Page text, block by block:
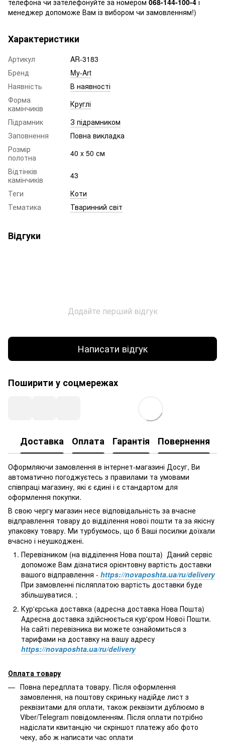
менеджер допоможе Вам із вибором чи замовленням!)
Характеристики
Артикул
AR-3183
Бренд
My-Art
Наявність
В наявності
Форма
камінчиків
Круглі
Підрамник
З підрамником
Заповнення
Повна викладка
Розмір
полотна
40 x 50 см
Відтінків
камінчиків
43
Теги
Коти
Тематика
Тваринний світ
Відгуки
Додайте перший відгук
Написати відгук
Поширити у соцмережах
Доставка Оплата Гарантія Повернення
Оформляючи замовлення в інтернет-магазині Досуг, Ви
автоматично погоджуєтесь з правилами та умовами
співпраці магазину, які є єдині і є стандартом для
оформлення покупки.
В свою чергу магазин несе відповідальність за вчасне
відправлення товару до відділення нової пошти та за якісну
упаковку товару. Ми турбуємось, що б Ваші посилки доїхали
вчасно і неушкоджені.
Перевізником (на відділення Нова пошта) Даний сервіс
допоможе Вам дізнатися орієнтовну вартість доставки
вашого відправлення - https://novaposhta.ua/ru/delivery
При замовленні післяплатою вартість доставки буде
збільшуватися. ;
Кур'єрська доставка (адресна доставка Нова Пошта)
Адресна доставка здійснюється кур'єром Нової Пошти.
На сайті перевізника ви можете ознайомиться з
тарифами на доставку на вашу адресу
https://novaposhta.ua/ru/delivery
Оплата товару
Повна передплата товару. Після оформлення
замовлення, на поштову скриньку надійде лист з
реквізитами для оплати, також реквізити дублюємо в
Viber/Telegram повідомленням. Після оплати потрібно
надіслати квитанцію чи скріншот платежу або фото
чеку, або ж написати час оплати